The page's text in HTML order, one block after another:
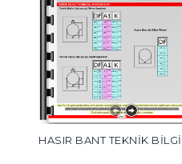
HASIR BANT TEKNİK BİLGİ